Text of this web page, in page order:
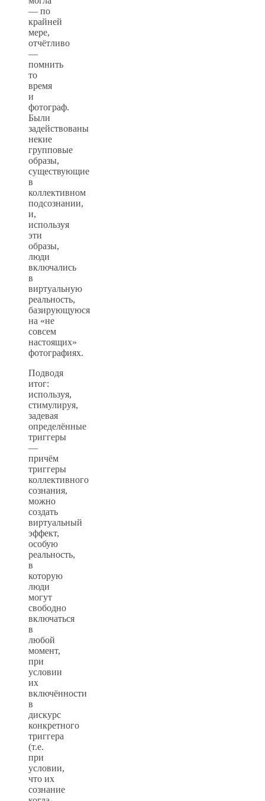
— по
крайней
мере,
отчётливо
—
помнить
то
время
и
фотограф.
Были
задействованы
некие
групповые
образы,
существующие
в
коллективном
подсознании,
и,
используя
эти
образы,
люди
включались
в
виртуальную
реальность,
базирующуюся
на «не
совсем
настоящих»
фотографиях.
Подводя
итог:
используя,
стимулируя,
задевая
определённые
триггеры
—
причём
триггеры
коллективного
сознания,
можно
создать
виртуальный
эффект,
особую
реальность,
в
которую
люди
могут
свободно
включаться
в
любой
момент,
при
условии
их
включённости
в
дискурс
конкретного
триггера
(т.е.
при
условии,
что их
сознание